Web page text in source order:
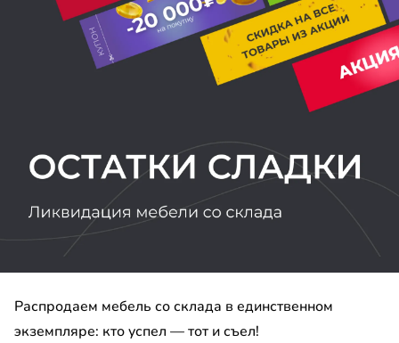
прикроватная
для гардероба
шкаф угловой
до
Распродаем мебель со склада в единственном
экземпляре: кто успел — тот и съел!